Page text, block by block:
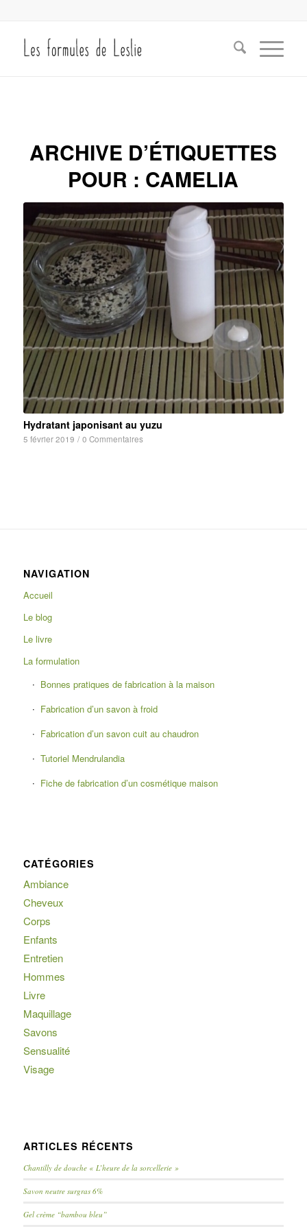
ARCHIVE D’ÉTIQUETTES
POUR : CAMELIA
Hydratant japonisant au yuzu
5 février 2019 / 0 Commentaires
NAVIGATION
Accueil
Le blog
Le livre
La formulation
Bonnes pratiques de fabrication à la maison
Fabrication d’un savon à froid
Fabrication d’un savon cuit au chaudron
Tutoriel Mendrulandia
Fiche de fabrication d’un cosmétique maison
CATÉGORIES
Ambiance
Cheveux
Corps
Enfants
Entretien
Hommes
Livre
Maquillage
Savons
Sensualité
Visage
ARTICLES RÉCENTS
Chantilly de douche « L’heure de la sorcellerie »
Savon neutre surgras 6%
Gel crème “bambou bleu”